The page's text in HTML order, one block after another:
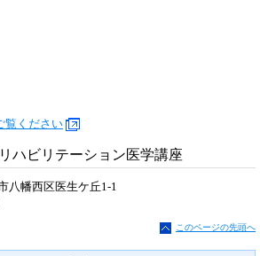
覧ください
ハビリテーション医学講座
八幡西区医生ケ丘1-1
このページの先頭へ